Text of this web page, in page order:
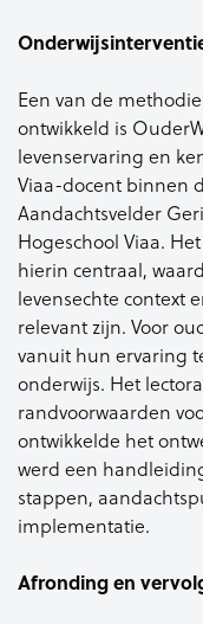
Een van de
ontwikkeld is
levenservaring en
Viaa-docent binnen
Aandachtsvelder
Hogeschool Viaa.
hierin centraal,
levensechte context
relevant zijn. Voor
vanuit hun ervaring
onderwijs. Het
randvoorwaarden
ontwikkelde het
werd een
stappen,
implementatie.
Afronding en